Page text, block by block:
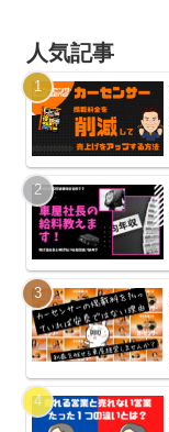
人気記事